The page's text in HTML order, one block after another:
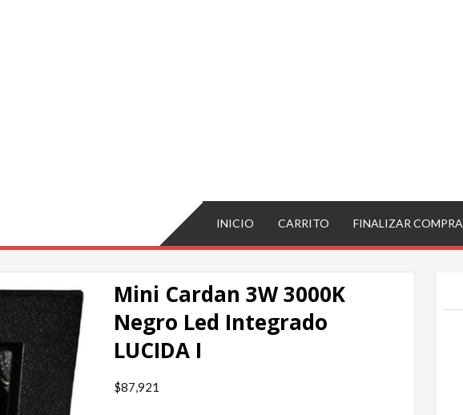
INICIO CARRITO FINALIZAR COMPRA
Mini Cardan 3W 3000K
Negro Led Integrado
LUCIDA I
$87,921